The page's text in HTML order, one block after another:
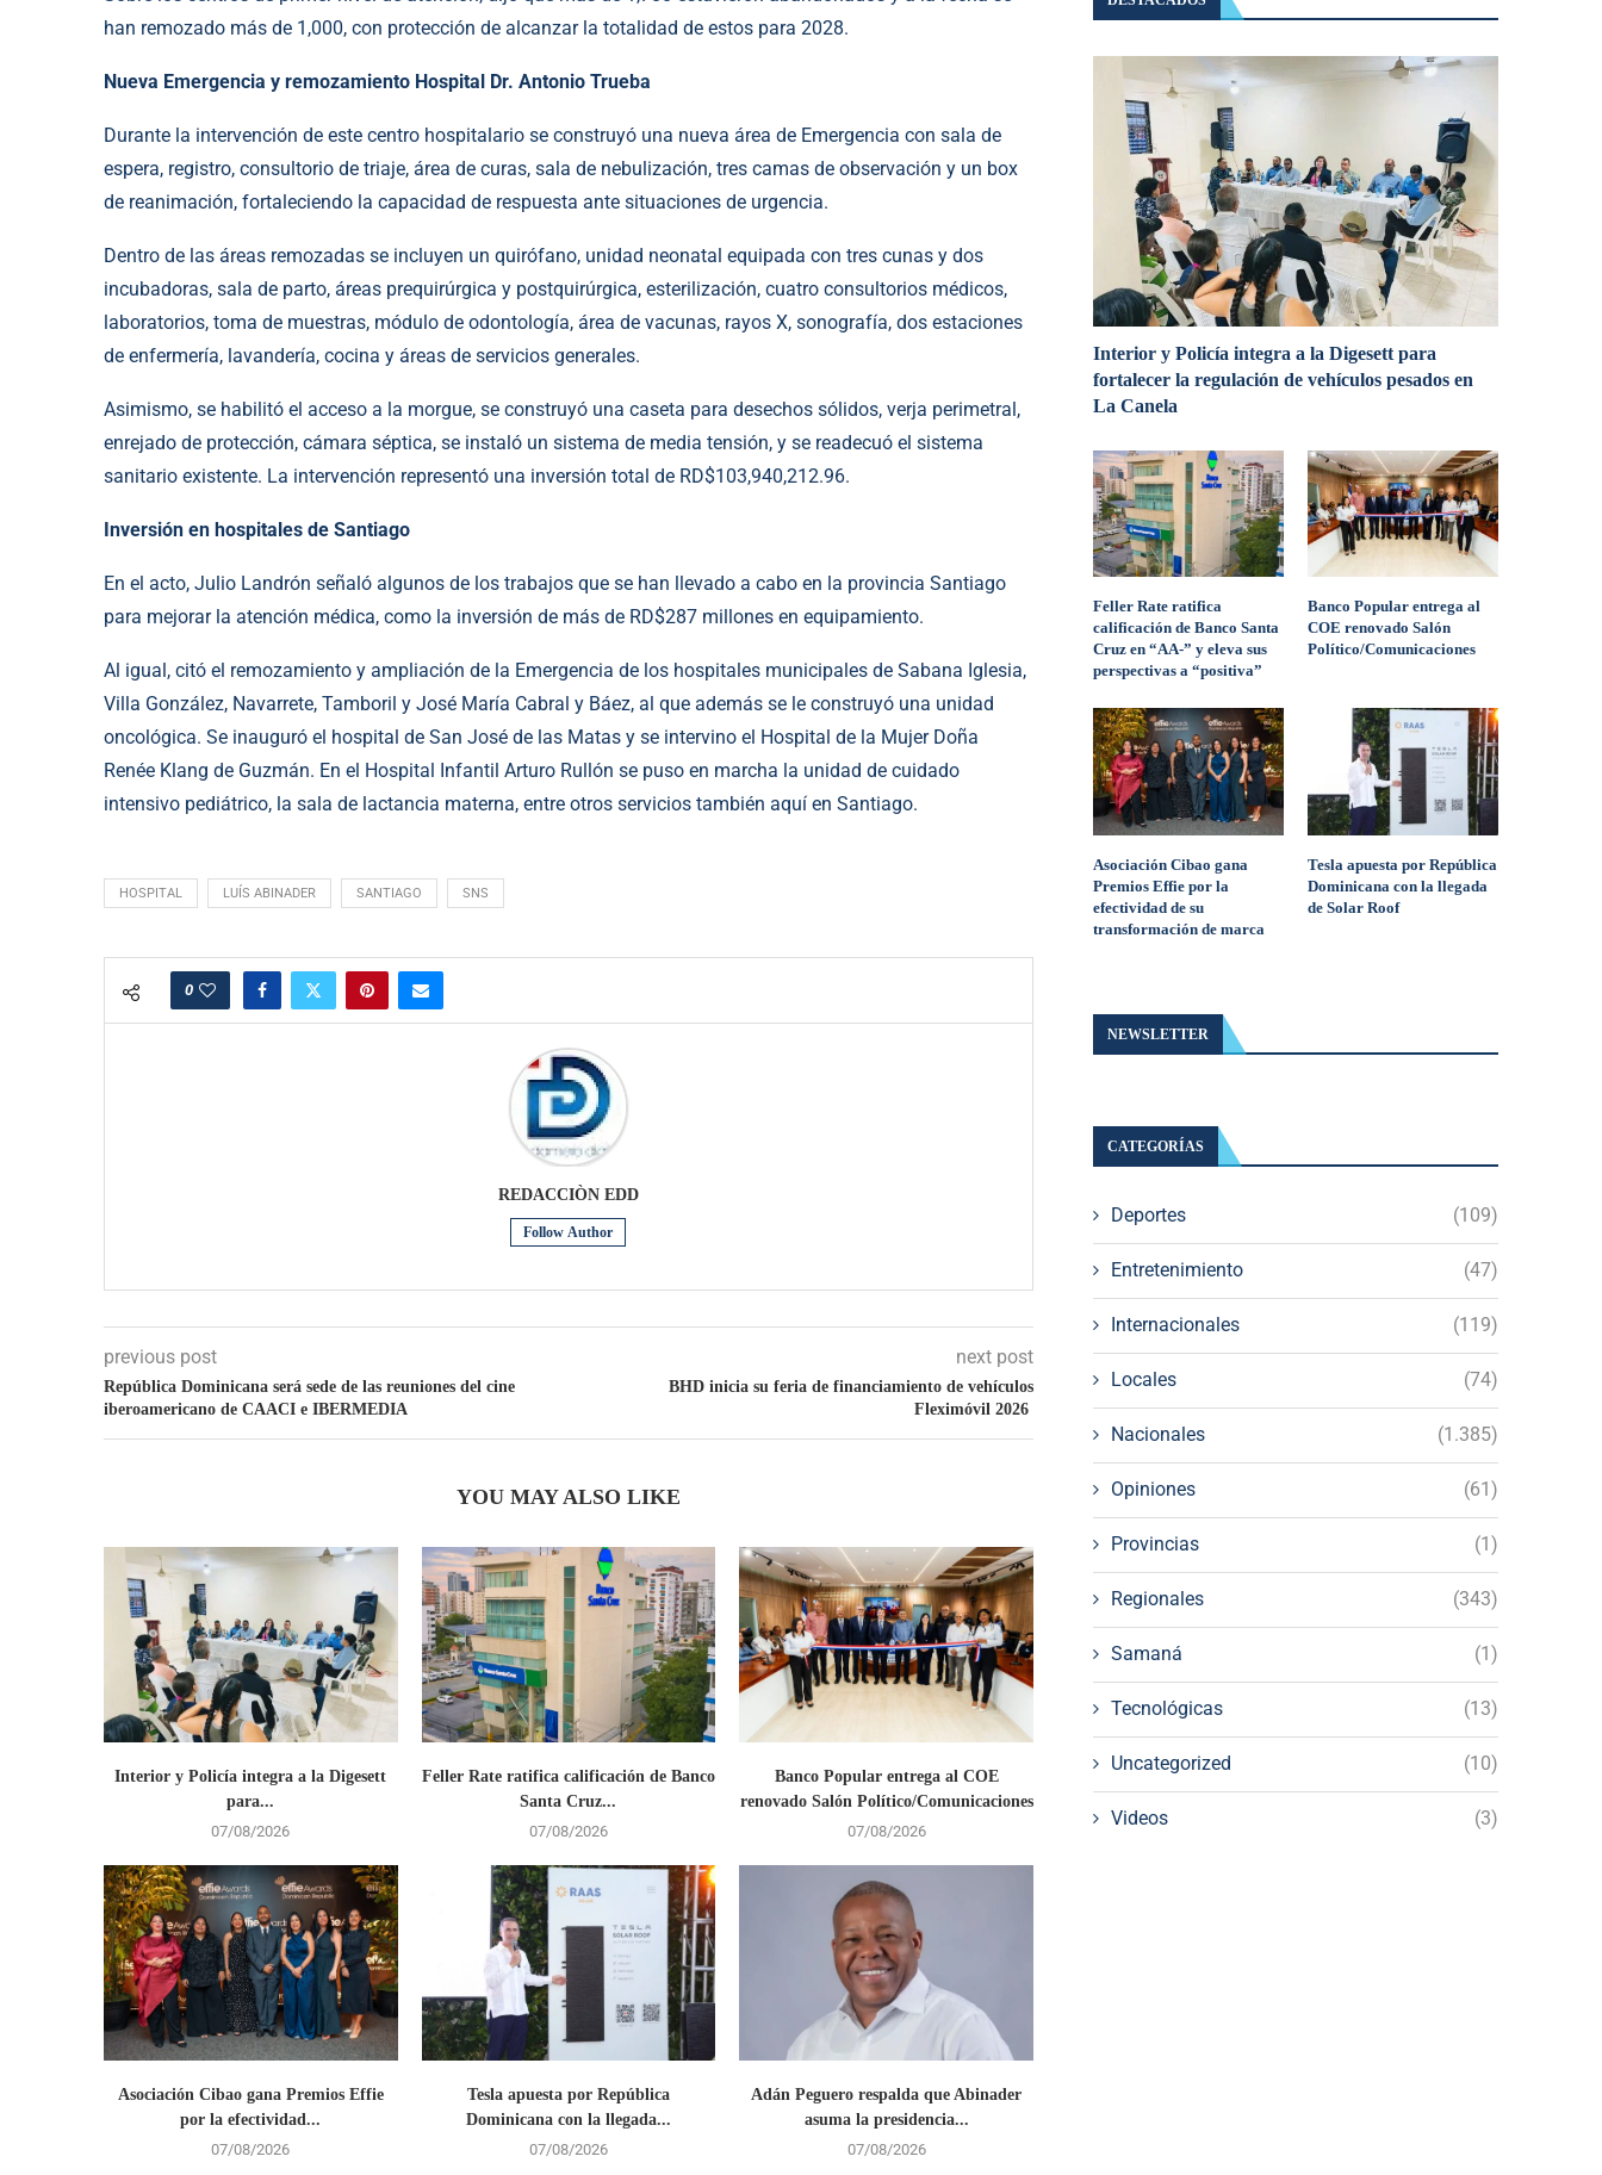
han remozado más de 1,000, con protección de alcanzar la totalidad de estos para 2028.
Nueva Emergencia y remozamiento Hospital Dr. Antonio Trueba
Durante la intervención de este centro hospitalario se construyó una nueva área de Emergencia con sala de
espera, registro, consultorio de triaje, área de curas, sala de nebulización, tres camas de observación y un box
de reanimación, fortaleciendo la capacidad de respuesta ante situaciones de urgencia.
Dentro de las áreas remozadas se incluyen un quirófano, unidad neonatal equipada con tres cunas y dos
incubadoras, sala de parto, áreas prequirúrgica y postquirúrgica, esterilización, cuatro consultorios médicos,
laboratorios, toma de muestras, módulo de odontología, área de vacunas, rayos X, sonografía, dos estaciones
de enfermería, lavandería, cocina y áreas de servicios generales.
Asimismo, se habilitó el acceso a la morgue, se construyó una caseta para desechos sólidos, verja perimetral,
enrejado de protección, cámara séptica, se instaló un sistema de media tensión, y se readecuó el sistema
sanitario existente. La intervención representó una inversión total de RD$103,940,212.96.
Inversión en hospitales de Santiago
En el acto, Julio Landrón señaló algunos de los trabajos que se han llevado a cabo en la provincia Santiago
para mejorar la atención médica, como la inversión de más de RD$287 millones en equipamiento.
Al igual, citó el remozamiento y ampliación de la Emergencia de los hospitales municipales de Sabana Iglesia,
Villa González, Navarrete, Tamboril y José María Cabral y Báez, al que además se le construyó una unidad
oncológica. Se inauguró el hospital de San José de las Matas y se intervino el Hospital de la Mujer Doña
Renée Klang de Guzmán. En el Hospital Infantil Arturo Rullón se puso en marcha la unidad de cuidado
intensivo pediátrico, la sala de lactancia materna, entre otros servicios también aquí en Santiago.
HOSPITAL LUÍS ABINADER SANTIAGO SNS
0
REDACCIÒN EDD
Follow Author
previous post
República Dominicana será sede de las reuniones del cine
iberoamericano de CAACI e IBERMEDIA
next post
BHD inicia su feria de financiamiento de vehículos
Fleximóvil 2026
YOU MAY ALSO LIKE
Interior y Policía integra a la Digesett
para...
07/08/2026
Feller Rate ratifica calificación de Banco
Santa Cruz...
07/08/2026
Banco Popular entrega al COE
renovado Salón Político/Comunicaciones
07/08/2026
Asociación Cibao gana Premios Effie
por la efectividad...
07/08/2026
Tesla apuesta por República
Dominicana con la llegada...
07/08/2026
Adán Peguero respalda que Abinader
asuma la presidencia...
07/08/2026
Interior y Policía integra a la Digesett para
fortalecer la regulación de vehículos pesados en
La Canela
Feller Rate ratifica
calificación de Banco Santa
Cruz en “AA-” y eleva sus
perspectivas a “positiva”
Banco Popular entrega al
COE renovado Salón
Político/Comunicaciones
Asociación Cibao gana
Premios Effie por la
efectividad de su
transformación de marca
Tesla apuesta por República
Dominicana con la llegada
de Solar Roof
NEWSLETTER
CATEGORÍAS
Deportes (109)
Entretenimiento (47)
Internacionales (119)
Locales (74)
Nacionales (1.385)
Opiniones (61)
Provincias (1)
Regionales (343)
Samaná (1)
Tecnológicas (13)
Uncategorized (10)
Videos (3)